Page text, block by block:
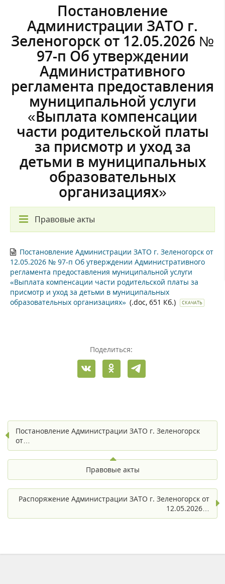
Постановление
Администрации ЗАТО г.
Зеленогорск от 12.05.2026 №
97-п Об утверждении
Административного
регламента предоставления
муниципальной услуги
«Выплата компенсации
части родительской платы
за присмотр и уход за
детьми в муниципальных
образовательных
организациях»
Правовые акты
Постановление Администрации ЗАТО г. Зеленогорск от
12.05.2026 № 97-п Об утверждении Административного
регламента предоставления муниципальной услуги
«Выплата компенсации части родительской платы за
присмотр и уход за детьми в муниципальных
образовательных организациях» (.doc, 651 Кб.) СКАЧАТЬ
Поделиться:
Постановление Администрации ЗАТО г. Зеленогорск
от…
Правовые акты
Распоряжение Администрации ЗАТО г. Зеленогорск от
12.05.2026…